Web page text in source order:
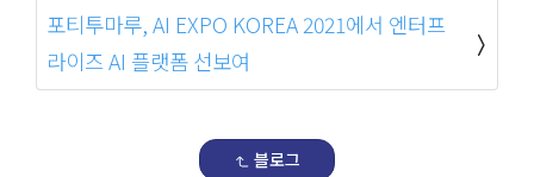
블로그
포티투마루, AI EXPO KOREA 2021에서 엔터프
라이즈 AI 플랫폼 선보여